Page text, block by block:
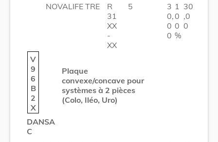
NOVALIFE TRE
R
31
XX
-
XX
5
3
0,
0
0
1
0
0
%
30
,0
0
V
9
6
B
2
X
Plaque
convexe/concave pour
systèmes à 2 pièces
(Colo, Iléo, Uro)
DANSA
C